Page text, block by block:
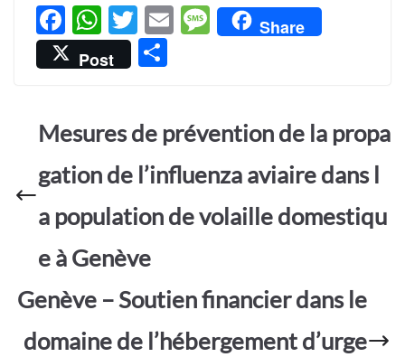
F
ac
e
o
o
k
W
h
at
A
p
p
T
w
itt
E
M
es
e
Share
Post
g
er
Mesures de prévention de la propa
gation de l’influenza aviaire dans l
a population de volaille domestiqu
e à Genève
Genève – Soutien financier dans le
domaine de l’hébergement d’urge